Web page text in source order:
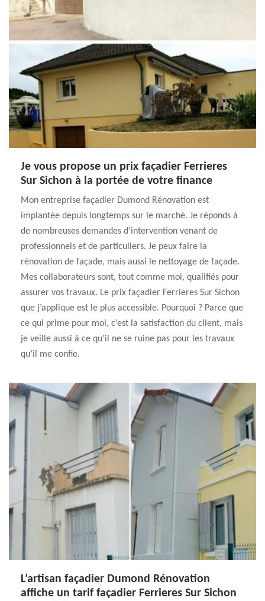
Je vous propose un prix façadier Ferrieres
Sur Sichon à la portée de votre finance
Mon entreprise façadier Dumond Rénovation est
implantée depuis longtemps sur le marché. Je réponds à
de nombreuses demandes d’intervention venant de
professionnels et de particuliers. Je peux faire la
rénovation de façade, mais aussi le nettoyage de façade.
Mes collaborateurs sont, tout comme moi, qualifiés pour
assurer vos travaux. Le prix façadier Ferrieres Sur Sichon
que j’applique est le plus accessible. Pourquoi ? Parce que
ce qui prime pour moi, c’est la satisfaction du client, mais
je veille aussi à ce qu’il ne se ruine pas pour les travaux
qu’il me confie.
L’artisan façadier Dumond Rénovation
affiche un tarif façadier Ferrieres Sur Sichon